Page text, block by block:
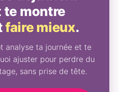
te montre
faire mieux.
analyse ta journée et te
ajuster pour perdre du
sans prise de tête.